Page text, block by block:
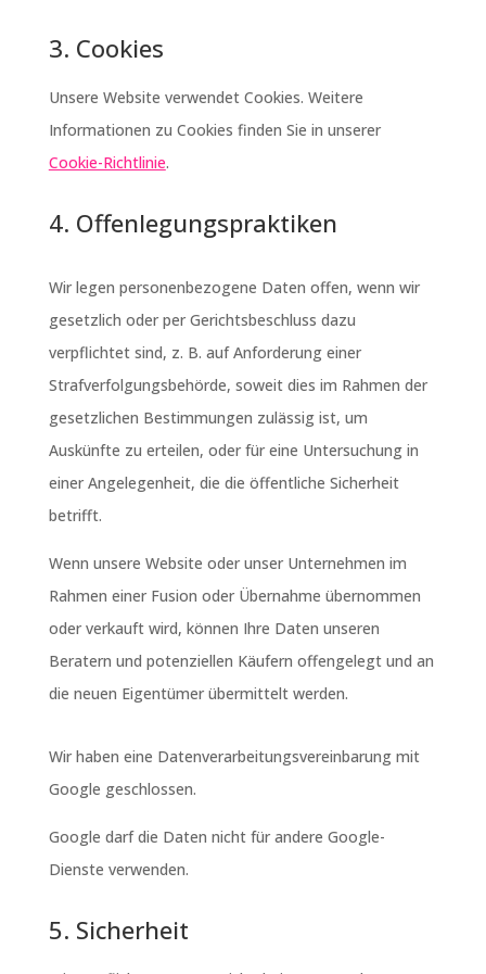
3. Cookies
Unsere Website verwendet Cookies. Weitere
Informationen zu Cookies finden Sie in unserer
Cookie-Richtlinie.
4. Offenlegungspraktiken
Wir legen personenbezogene Daten offen, wenn wir
gesetzlich oder per Gerichtsbeschluss dazu
verpflichtet sind, z. B. auf Anforderung einer
Strafverfolgungsbehörde, soweit dies im Rahmen der
gesetzlichen Bestimmungen zulässig ist, um
Auskünfte zu erteilen, oder für eine Untersuchung in
einer Angelegenheit, die die öffentliche Sicherheit
betrifft.
Wenn unsere Website oder unser Unternehmen im
Rahmen einer Fusion oder Übernahme übernommen
oder verkauft wird, können Ihre Daten unseren
Beratern und potenziellen Käufern offengelegt und an
die neuen Eigentümer übermittelt werden.
Wir haben eine Datenverarbeitungsvereinbarung mit
Google geschlossen.
Google darf die Daten nicht für andere Google-
Dienste verwenden.
5. Sicherheit